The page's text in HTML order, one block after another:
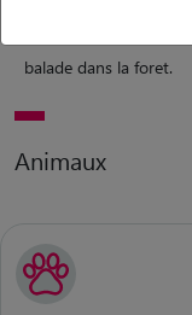
balade dans la foret.
Animaux